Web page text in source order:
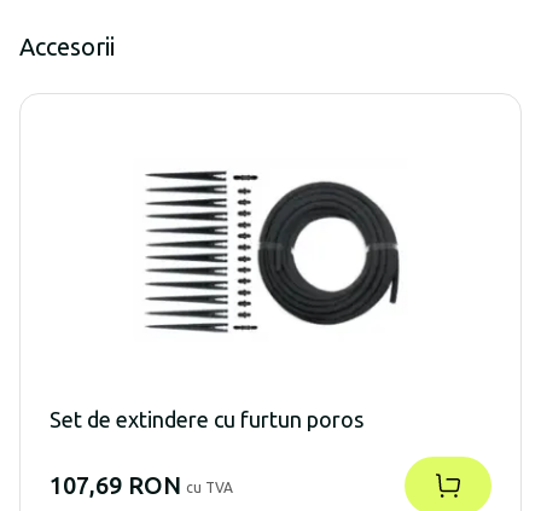
Accesorii
Set de extindere cu furtun poros
107,69 RON cu TVA